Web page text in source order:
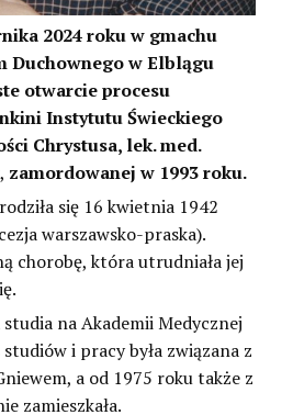
2024 roku w gmachu
Duchownego w Elblągu
otwarcie procesu
Instytutu Świeckiego
Chrystusa, lek. med.
, zamordowanej w 1993 roku.
się 16 kwietnia 1942
warszawsko-praska).
chorobę, która utrudniała jej
na Akademii Medycznej
i pracy była związana z
a od 1975 roku także z
zamieszkała.